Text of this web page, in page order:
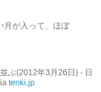
月が入って、ほぼ
ぶ(2012年3月26日) - 日
tenki.jp